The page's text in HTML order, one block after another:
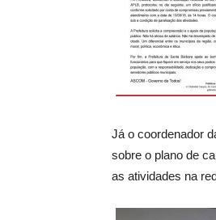
Já o coordenador
sobre o plano de
as atividades na